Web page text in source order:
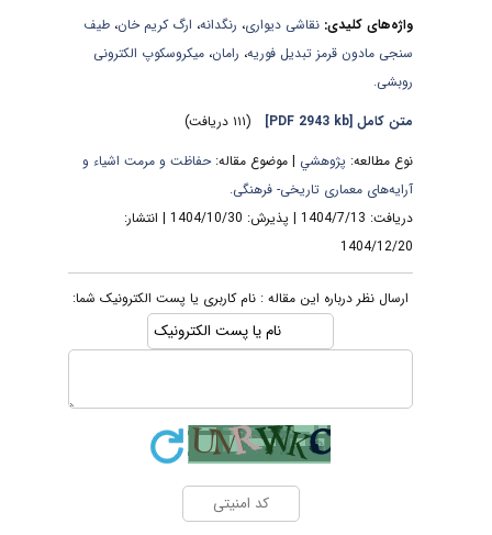
واژه‌های کلیدی:نقاشی دیواری،رنگدانه،ارگ کریم خان،طیف
سنجی مادون قرمز تبدیل فوریه،رامان،میکروسکوپ الکترونی
روبشی.
متن کامل[PDF 2943 kb]
نوع مطالعه:پژوهشي| موضوع مقاله:حفاظت و مرمت اشیاء و
آرایه‌های معماری تاریخی- فرهنگی.
دریافت: 1404/7/13 | پذیرش: 1404/10/30 | انتشار:
1404/12/20
ارسال نظر درباره این مقاله : نام کاربری یا پست الکترونیک شما: